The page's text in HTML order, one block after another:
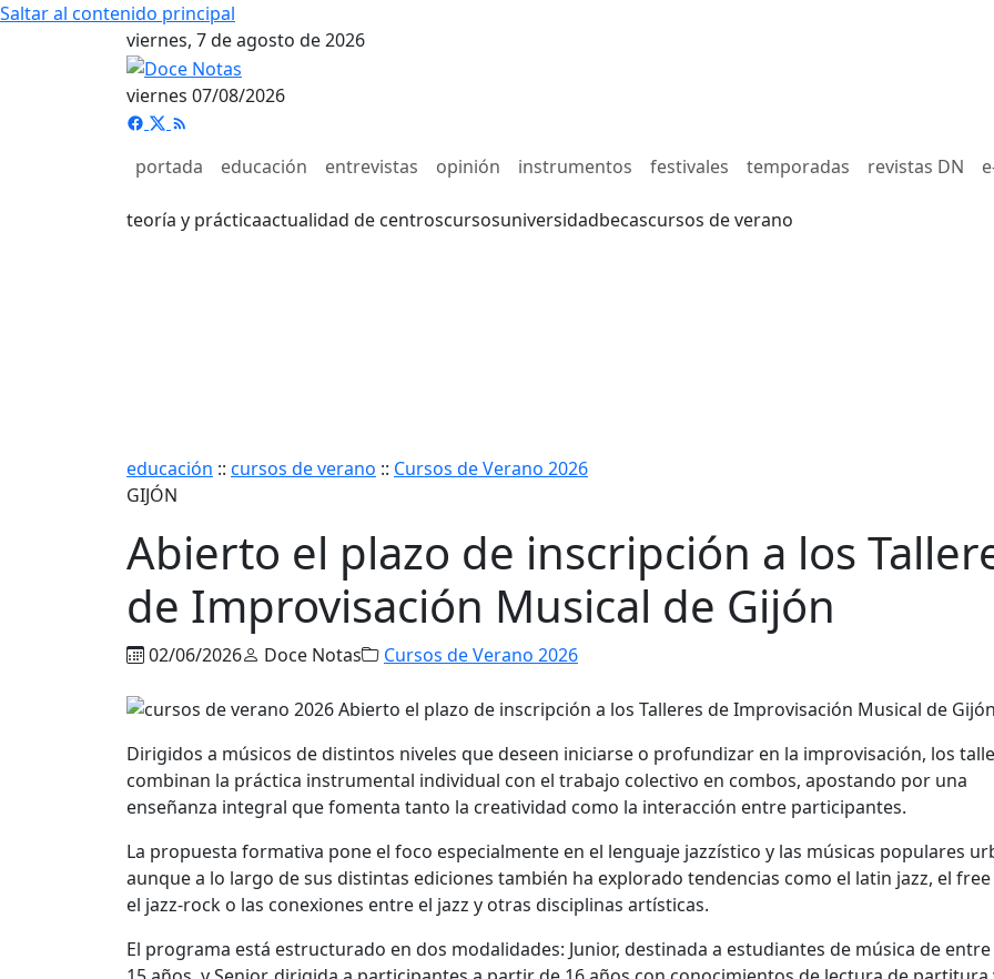
Saltar al contenido principal
viernes, 7 de agosto de 2026
viernes 07/08/2026
portada educación entrevistas opinión instrumentos festivales temporadas revistas DN
teoría y prácticaactualidad de centroscursosuniversidadbecascursos de verano
educación :: cursos de verano :: Cursos de Verano 2026
GIJÓN
Abierto el plazo de inscripción a los
de Improvisación Musical de Gijón
02/06/2026 Doce Notas Cursos de Verano 2026
Dirigidos a músicos de distintos niveles que deseen iniciarse o profundizar en la improvisación, los
combinan la práctica instrumental individual con el trabajo colectivo en combos, apostando por una
enseñanza integral que fomenta tanto la creatividad como la interacción entre participantes.
La propuesta formativa pone el foco especialmente en el lenguaje jazzístico y las músicas populares
aunque a lo largo de sus distintas ediciones también ha explorado tendencias como el latin jazz, el free
el jazz-rock o las conexiones entre el jazz y otras disciplinas artísticas.
El programa está estructurado en dos modalidades: Junior, destinada a estudiantes de música de entre